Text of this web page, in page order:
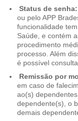
Status de senha:
ou pelo APP
funcionalidade
Saúde, e contém
procedimento
processo. Além
é possível
Remissão por
em caso de
ao(s)
dependente(s), o
demais